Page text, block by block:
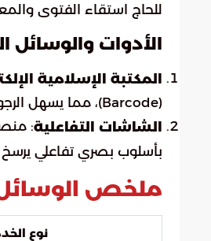
للحاج استقاء الفتوى
الأدوات والوسائل
المكتبة الإسلامية
(Barcode)، مما يسهل الرجوع إليها في أي وقت.
الشاشات التفاعلية:
بأسلوب بصري تفاعلي
ملخص الوسائل
نوع